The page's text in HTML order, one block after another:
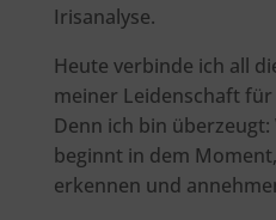
Irisanalyse.
Heute verbinde ich all
meiner Leidenschaft
Denn ich bin
beginnt in dem
erkennen und